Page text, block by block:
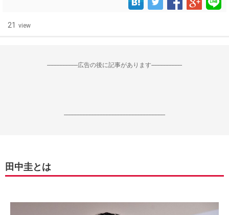
21 view
--------------------広告の後に記事があります--------------------
------------------------------------------------------------------
田中圭とは